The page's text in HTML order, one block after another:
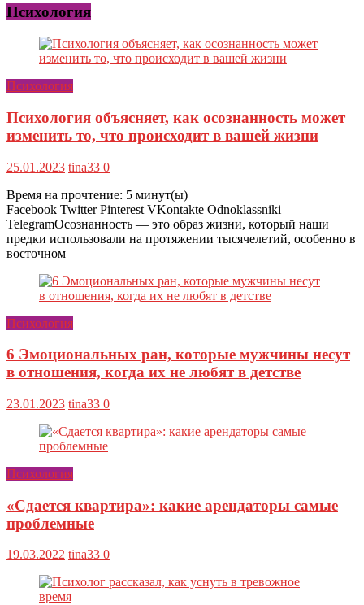
Психология
Психология
Психология объясняет, как осознанность может
изменить то, что происходит в вашей жизни
25.01.2023 tina33 0
Время на прочтение: 5 минут(ы)
Facebook Twitter Pinterest VKontakte Odnoklassniki
TelegramОсознанность — это образ жизни, который наши
предки использовали на протяжении тысячелетий, особенно в
восточном
Психология
6 Эмоциональных ран, которые мужчины несут
в отношения, когда их не любят в детстве
23.01.2023 tina33 0
Психология
«Сдается квартира»: какие арендаторы самые
проблемные
19.03.2022 tina33 0